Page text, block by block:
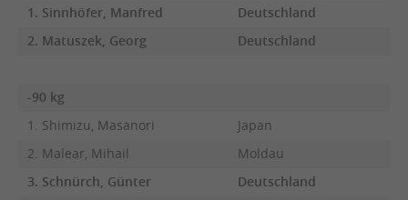
1. Sinnhöfer, Manfred
Deutschland
2. Matuszek, Georg
Deutschland
-90 kg
1. Shimizu, Masanori
Japan
2. Malear, Mihail
Moldau
3. Schnürch, Günter
Deutschland